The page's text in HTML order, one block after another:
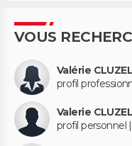
VOUS
Valérie CLUZEL
profil
Valerie CLUZEL
profil personnel